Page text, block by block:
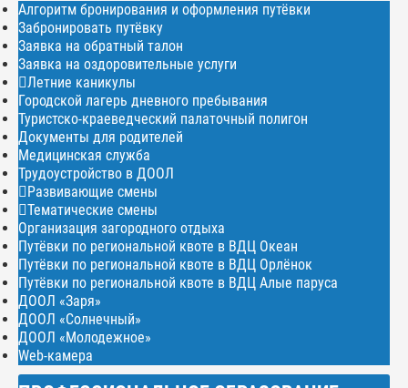
Алгоритм бронирования и оформления путёвки
Забронировать путёвку
Заявка на обратный талон
Заявка на оздоровительные услуги
Летние каникулы
Городской лагерь дневного пребывания
Туристско-краеведческий палаточный полигон
Документы для родителей
Медицинская служба
Трудоустройство в ДООЛ
Развивающие смены
Тематические смены
Организация загородного отдыха
Путёвки по региональной квоте в ВДЦ Океан
Путёвки по региональной квоте в ВДЦ Орлёнок
Путёвки по региональной квоте в ВДЦ Алые паруса
ДООЛ «Заря»
ДООЛ «Солнечный»
ДООЛ «Молодежное»
Web-камера